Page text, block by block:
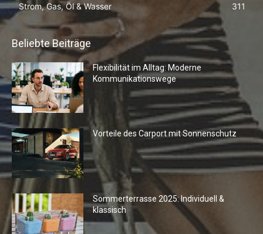
Strom, Gas, Öl & Wasser
311
Beliebte Beiträge
Flexibilität im Alltag: Moderne
Kommunikationswege
Vorteile des Carport mit Sonnenschutz
Sommerterrasse 2025: Individuell &
klassisch